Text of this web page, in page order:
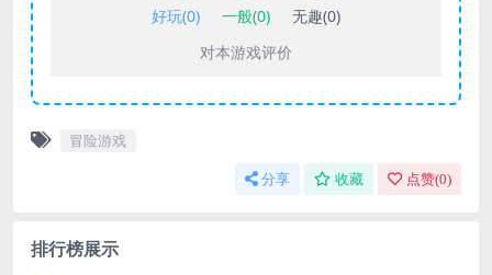
好玩(0) 一般(0) 无趣(0)
对本游戏评价
冒险游戏
分享 收藏 点赞(0)
排行榜展示